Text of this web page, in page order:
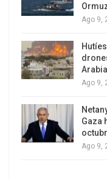
votar temprano
eficientemente el
asegurarnos que
probabilidades de
uno de los
Adam Fetcher, en
Memo.
Mientras que
“grandes
Ago 9,
Ago 9,
Gaza
Ago 9,